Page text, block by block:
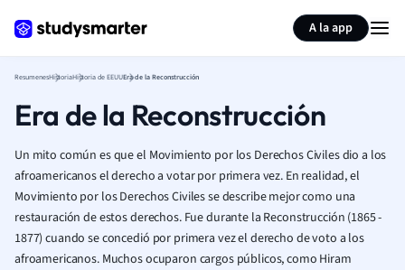
A la app
ResumenesHistoriaHistoria de EEUUEra de la Reconstrucción
Era de la Reconstrucción
Un mito común es que el Movimiento por los Derechos Civiles dio a los
afroamericanos el derecho a votar por primera vez. En realidad, el
Movimiento por los Derechos Civiles se describe mejor como una
restauración de estos derechos. Fue durante la Reconstrucción (1865 -
1877) cuando se concedió por primera vez el derecho de voto a los
afroamericanos. Muchos ocuparon cargos públicos, como Hiram
Resumir página